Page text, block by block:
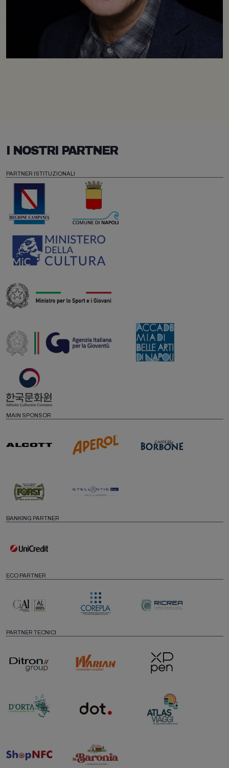
I NOSTRI PARTNER
PARTNER ISTITUZIONALI
MAIN SPONSOR
BANKING PARTNER
ECO PARTNER
PARTNER TECNICI